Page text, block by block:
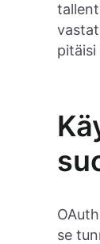
pitäisi
se